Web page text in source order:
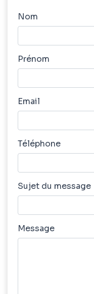
Nom
Prénom
Email
Téléphone
Sujet du message
Message